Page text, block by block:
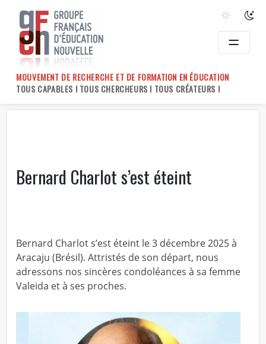
content
MOUVEMENT DE RECHERCHE ET DE FORMATION EN ÉDUCATION
TOUS CAPABLES ! TOUS CHERCHEURS ! TOUS CRÉATEURS !
Bernard Charlot s’est éteint
Bernard Charlot s’est éteint le 3 décembre 2025 à
Aracaju (Brésil). Attristés de son départ, nous
adressons nos sincères condoléances à sa femme
Valeida et à ses proches.